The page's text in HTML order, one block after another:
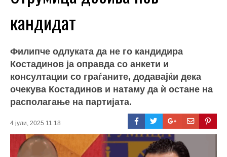
кандидат
Филипче одлуката да не го кандидира
Костадинов ја оправда со анкети и
консултации со граѓаните, додавајќи дека
очекува Костадинов и натаму да ѝ остане на
располагање на партијата.
4 јули, 2025 11:18